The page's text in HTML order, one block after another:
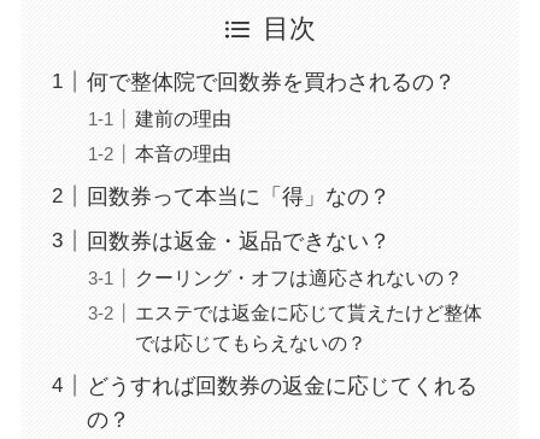
目次
何で整体院で回数券を買わされるの？
建前の理由
本音の理由
回数券って本当に「得」なの？
回数券は返金・返品できない？
クーリング・オフは適応されないの？
エステでは返金に応じて貰えたけど整体
では応じてもらえないの？
どうすれば回数券の返金に応じてくれる
の？